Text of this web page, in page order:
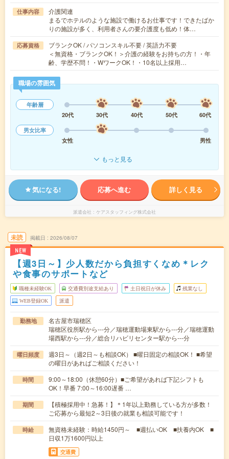
仕事内容
介護関連
まるでホテルのような施設で働けるお仕事です！できたばか
りの施設が多く、利用者さんの要介護度も低め！体…
応募資格
ブランクOK / パソコンスキル不要 / 英語力不要
＜無資格・ブランクOK！＞介護の経験をお持ちの方！・年
齢、学歴不問！・WワークOK！・10名以上採用…
職場の雰囲気
年齢層
20代
30代 40代 50代
60代
男女比率
女性
男性
もっと見る
気になる! 応募へ進む 詳しく見る
派遣会社 ケアスタッフィング株式会社
未読
NEW
掲載日 2026/08/07
【週3日～】少人数だから負担すくなめ＊レク
や食事のサポートなど
職種未経験OK 交通費別途支給あり 土日祝日が休み 残業なし
WEB登録OK 派遣
勤務地
名古屋市瑞穂区
瑞穂区役所駅から---分／瑞穂運動場東駅から---分／瑞穂運動
場西駅から---分／総合リハビリセンター駅から---分
曜日頻度
週3日～（週2日～も相談OK） ■曜日固定の相談OK！ ■希望
の曜日があればご相談ください！
時間
9:00～18:00（休憩60分）■ご希望があれば下記シフトも
OK！早番 7:00～16:00遅番 …
期間
【積極採用中！急募！】＊1年以上勤務している方が多数！
ご応募から最短2～3日後の就業も相談可能です！
時給
無資格未経験：時給1450円～ ■週払いOK ■扶養内OK ■
日収1万1600円以上
交通費